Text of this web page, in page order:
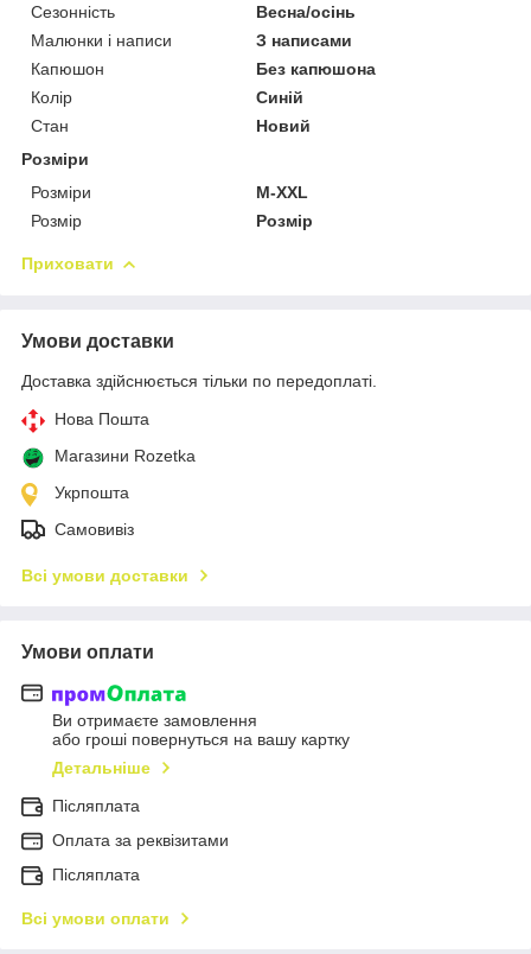
Сезонність
Весна/осінь
Малюнки і написи
З написами
Капюшон
Без капюшона
Колір
Синій
Стан
Новий
Розміри
Розміри
М-XXL
Розмір
Розмір
Приховати
Умови доставки
Доставка здійснюється тільки по передоплаті.
Нова Пошта
Магазини Rozetka
Укрпошта
Самовивіз
Всі умови доставки
Умови оплати
Ви отримаєте замовлення
або гроші повернуться на вашу картку
Детальніше
Післяплата
Оплата за реквізитами
Післяплата
Всі умови оплати